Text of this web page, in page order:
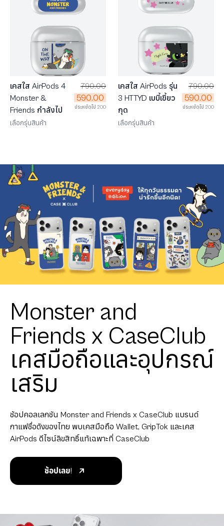
เคสใส AirPods 4
Monster &
Friends กำลังไป
790.00
590.00
ประหยัดไป 200
เลือกรุ่นสินค้า
เคสใส AirPods รุ่น
3 HTTYD เบบี้เขี้ยว
กุด
790.00
590.00
ประหยัดไป 200
เลือกรุ่นสินค้า
Monster and
Friends x CaseClub
เคสมือถือและอุปกรณ์
เสริม
ช้อปคอลเลกชัน Monster and Friends x CaseClub แบรนด์
กาแฟชื่อดังของไทย พบเคสมือถือ Wallet, GripTok และเคส
AirPods ดีไซน์ลิขสิทธิ์แท้เฉพาะที่ CaseClub
ช้อปเลย!